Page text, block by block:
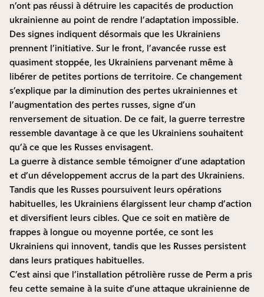
n’ont pas réussi à détruire les capacités de production
ukrainienne au point de rendre l’adaptation impossible.
Des signes indiquent désormais que les Ukrainiens
prennent l’initiative. Sur le front, l’avancée russe est
quasiment stoppée, les Ukrainiens parvenant même à
libérer de petites portions de territoire. Ce changement
s’explique par la diminution des pertes ukrainiennes et
l’augmentation des pertes russes, signe d’un
renversement de situation. De ce fait, la guerre terrestre
ressemble davantage à ce que les Ukrainiens souhaitent
qu’à ce que les Russes envisagent.
La guerre à distance semble témoigner d’une adaptation
et d’un développement accrus de la part des Ukrainiens.
Tandis que les Russes poursuivent leurs opérations
habituelles, les Ukrainiens élargissent leur champ d’action
et diversifient leurs cibles. Que ce soit en matière de
frappes à longue ou moyenne portée, ce sont les
Ukrainiens qui innovent, tandis que les Russes persistent
dans leurs pratiques habituelles.
C’est ainsi que l’installation pétrolière russe de Perm a pris
feu cette semaine à la suite d’une attaque ukrainienne de